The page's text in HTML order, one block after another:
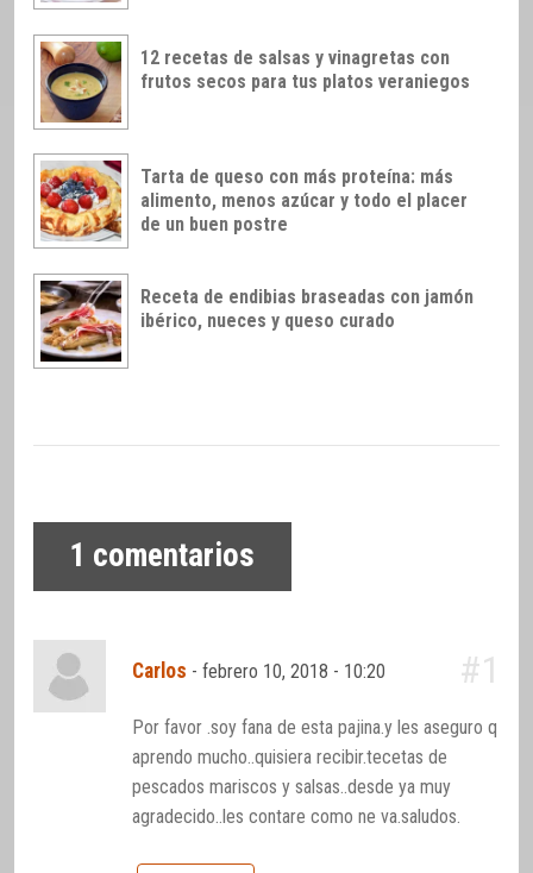
12 recetas de salsas y vinagretas con
frutos secos para tus platos veraniegos
Tarta de queso con más proteína: más
alimento, menos azúcar y todo el placer
de un buen postre
Receta de endibias braseadas con jamón
ibérico, nueces y queso curado
1 comentarios
Carlos -febrero 10, 2018 - 10:20 #1
Por favor .soy fana de esta pajina.y les aseguro q
aprendo mucho..quisiera recibir.tecetas de
pescados mariscos y salsas..desde ya muy
agradecido..les contare como ne va.saludos.